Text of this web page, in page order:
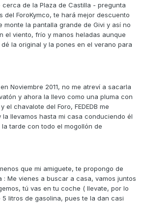
cerca de la Plaza de Castilla - pregunta
del ForoKymco, te hará mejor descuento
monte la pantalla grande de Givi y así no
el viento, frío y manos heladas aunque
la original y la pones en el verano para
Noviembre 2011, no me atreví a sacarla
y ahora la llevo como una pluma con
el chavalote del Foro, FEDEDB me
la llevamos hasta mi casa conduciendo él
tarde con todo el mogollón de
que mi amiguete, te propongo de
: Me vienes a buscar a casa, vamos juntos
tú vas en tu coche ( llevate, por lo
litros de gasolina, pues te la dan casi